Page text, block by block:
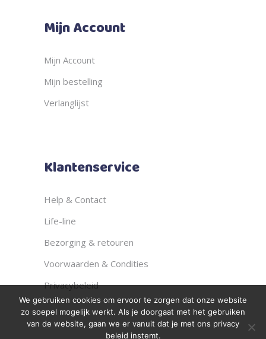
Mijn Account
Mijn Account
Mijn bestelling
Verlanglijst
Klantenservice
Help & Contact
Life-line
Bezorging & retouren
Voorwaarden & Condities
Privacybeleid
We gebruiken cookies om ervoor te zorgen dat onze website
zo soepel mogelijk werkt. Als je doorgaat met het gebruiken
van de website, gaan we er vanuit dat je met ons privacy
beleid instemt.